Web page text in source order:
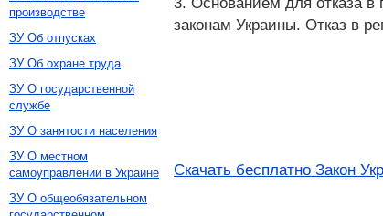
законам Украины. Отказ в
Скачать бесплатно Закон
производстве
ЗУ Об отпусках
ЗУ Об охране труда
ЗУ О государственной
службе
ЗУ О занятости населения
ЗУ О местном
самоуправлении в Украине
ЗУ О общеобязательном